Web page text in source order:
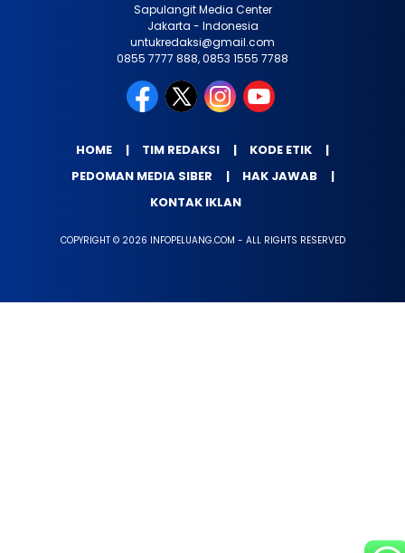
Sapulangit Media Center
Jakarta - Indonesia
untukredaksi@gmail.com
0855 7777 888, 0853 1555 7788
HOME TIM REDAKSI
KODE ETIK
PEDOMAN MEDIA SIBER
HAK JAWAB
KONTAK IKLAN
COPYRIGHT © 2026 INFOPELUANG.COM - ALL RIGHTS RESERVED